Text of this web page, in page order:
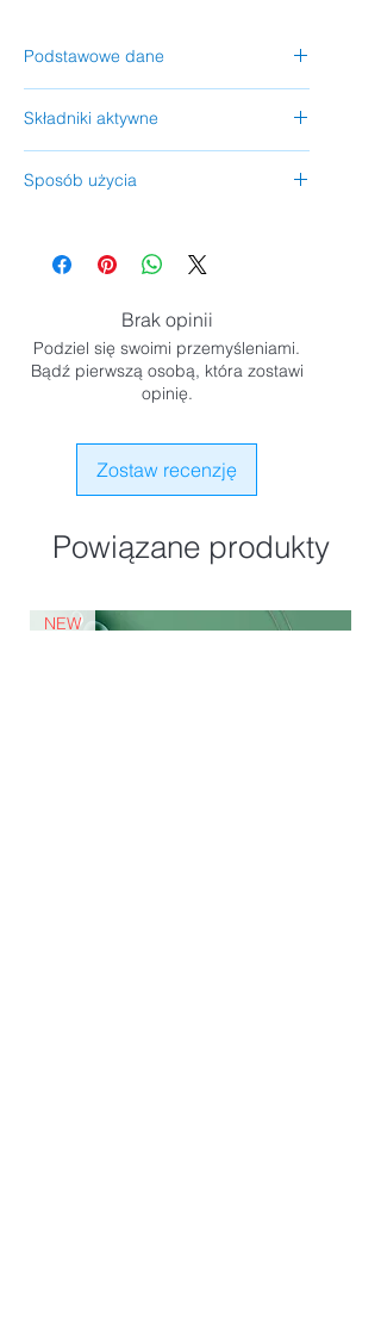
Podstawowe dane
Pojemność:50 ml
Kategoria:Kremy
Obszar zastosowania:
alergiczna, naczyniowa, podrażniona,
również po zabiegach inwazyjnych
Składniki aktywne
nadmorskiej, witamina E i C, olej ze
filtry UV
Sposób użycia
momentu całkowitego wchłonięcia się.
Brak opinii
Podziel się swoimi przemyśleniami.
Bądź pierwszą osobą, która zostawi
opinię.
Zostaw recenzję
Powiązane produkty
NEW